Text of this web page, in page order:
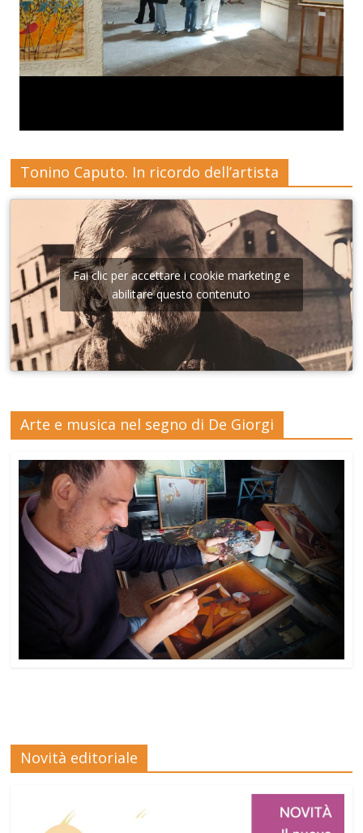
Tonino Caputo. In ricordo dell’artista
Fai clic per accettare i cookie marketing e
abilitare questo contenuto
Arte e musica nel segno di De Giorgi
Novità editoriale